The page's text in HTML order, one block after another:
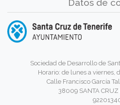
Datos de
Sociedad de Desarrollo de
Horario: de lunes a viernes,
Calle Francisco García
38009 SANTA CRUZ